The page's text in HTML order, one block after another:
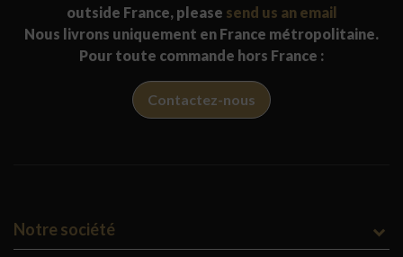
outside France, please send us an email
Nous livrons uniquement en France métropolitaine.
Pour toute commande hors France :
Contactez-nous
Notre société